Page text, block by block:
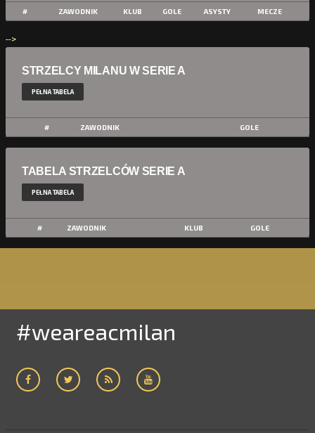
# ZAWODNIK KLUB GOLE ASYSTY MECZE
-->
STRZELCY MILANU W SERIE A
PEŁNA TABELA
# ZAWODNIK GOLE
TABELA STRZELCÓW SERIE A
PEŁNA TABELA
# ZAWODNIK KLUB GOLE
#weareacmilan